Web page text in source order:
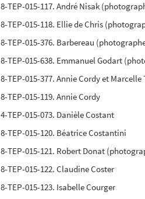
8-TEP-015-117. André Nisak
8-TEP-015-118. Ellie de Chris
8-TEP-015-376. Barbereau
8-TEP-015-638. Emmanuel Godart
8-TEP-015-377. Annie Cordy et Marcelle
8-TEP-015-119. Annie Cordy
4-TEP-015-073. Danièle Costant
8-TEP-015-120. Béatrice Costantini
8-TEP-015-121. Robert Donat
8-TEP-015-122. Claudine Coster
8-TEP-015-123. Isabelle Courger